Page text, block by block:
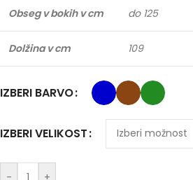
Obseg v bokih v cm do 125
Dolžina v cm 109
IZBERI BARVO
IZBERI VELIKOST
- +